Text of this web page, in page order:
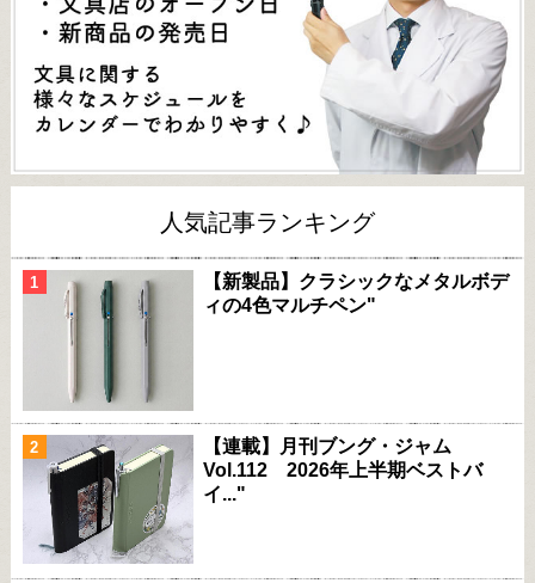
人気記事ランキング
【新製品】クラシックなメタルボデ
ィの4色マルチペン"
【連載】月刊ブング・ジャム
Vol.112 2026年上半期ベストバ
イ..."